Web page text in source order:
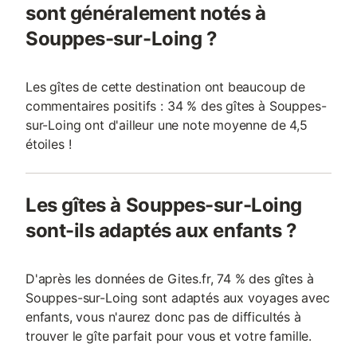
sont généralement notés à
Souppes-sur-Loing ?
Les gîtes de cette destination ont beaucoup de
commentaires positifs : 34 % des gîtes à Souppes-
sur-Loing ont d'ailleur une note moyenne de 4,5
étoiles !
Les gîtes à Souppes-sur-Loing
sont-ils adaptés aux enfants ?
D'après les données de Gites.fr, 74 % des gîtes à
Souppes-sur-Loing sont adaptés aux voyages avec
enfants, vous n'aurez donc pas de difficultés à
trouver le gîte parfait pour vous et votre famille.